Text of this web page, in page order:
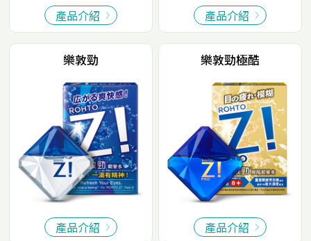
產品介紹 產品介紹
樂敦勁
產品介紹
樂敦勁極酷
產品介紹